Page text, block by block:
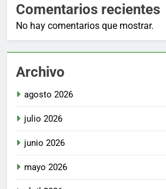
Comentarios recientes
No hay comentarios que mostrar.
Archivo
agosto 2026
julio 2026
junio 2026
mayo 2026